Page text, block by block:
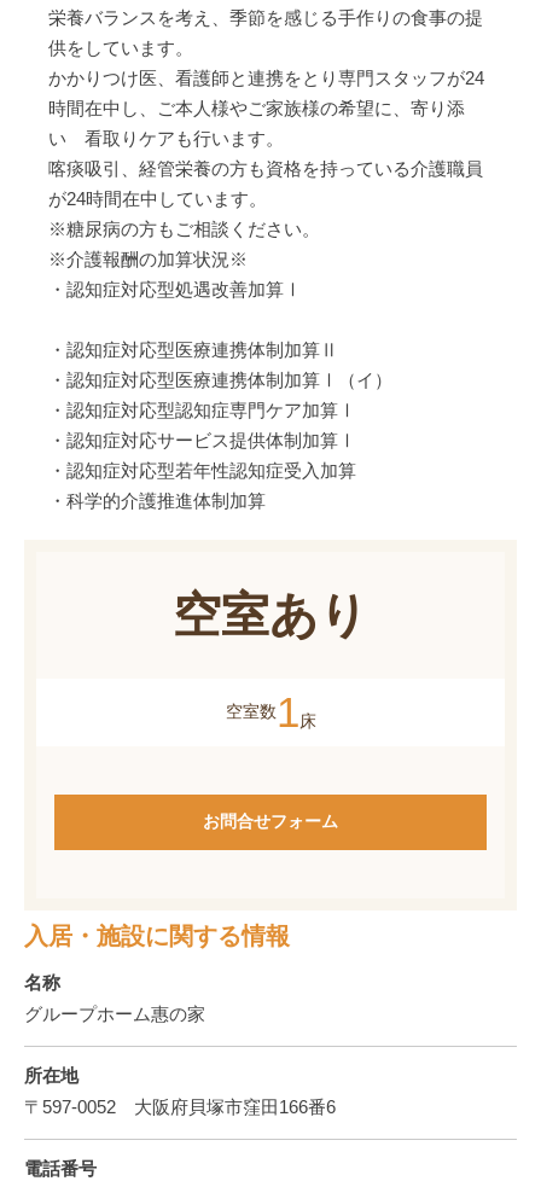
栄養バランスを考え、季節を感じる手作りの食事の提
供をしています。
かかりつけ医、看護師と連携をとり専門スタッフが24
時間在中し、ご本人様やご家族様の希望に、寄り添
い 看取りケアも行います。
喀痰吸引、経管栄養の方も資格を持っている介護職員
が24時間在中しています。
※糖尿病の方もご相談ください。
※介護報酬の加算状況※
・認知症対応型処遇改善加算Ⅰ
・認知症対応型医療連携体制加算Ⅱ
・認知症対応型医療連携体制加算Ⅰ（イ）
・認知症対応型認知症専門ケア加算Ⅰ
・認知症対応サービス提供体制加算Ⅰ
・認知症対応型若年性認知症受入加算
・科学的介護推進体制加算
空室あり
空室数1床
お問合せフォーム
入居・施設に関する情報
名称
グループホーム惠の家
所在地
〒597-0052 大阪府貝塚市窪田166番6
電話番号